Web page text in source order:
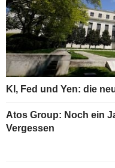
KI, Fed und Yen: die
Atos Group: Noch ein
Vergessen